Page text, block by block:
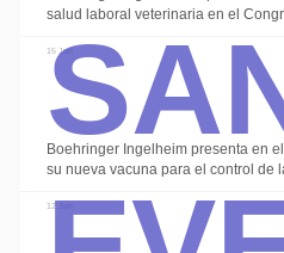
salud laboral veterinaria en el
15 Jun
Boehringer Ingelheim presenta en
su nueva vacuna para el control de
12 Jun